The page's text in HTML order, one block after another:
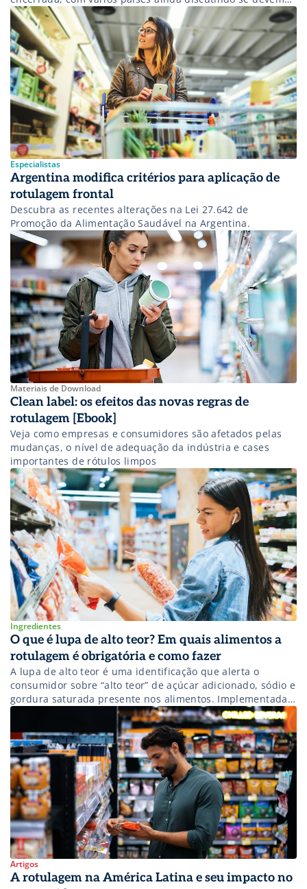
implementar um sistema que forneça informações
adicionais sobre o conteúdo nutricional dos alimentos
embalados. Em dezembro passado, a República
Dominicana colocou em consulta pública uma proposta
para implementar […]
Especialistas
Argentina modifica critérios para aplicação de
rotulagem frontal
Descubra as recentes alterações na Lei 27.642 de
Promoção da Alimentação Saudável na Argentina.
Materiais de Download
Clean label: os efeitos das novas regras de
rotulagem [Ebook]
Veja como empresas e consumidores são afetados pelas
mudanças, o nível de adequação da indústria e cases
importantes de rótulos limpos
Ingredientes
O que é lupa de alto teor? Em quais alimentos a
rotulagem é obrigatória e como fazer
A lupa de alto teor é uma identificação que alerta o
consumidor sobre “alto teor” de açúcar adicionado, sódio e
gordura saturada presente nos alimentos. Implementada
pela Anvisa em 2022, a lupa visa aumentar a
transparência, sendo mandatória em produtos que
excedem limites específicos desses nutrientes. Saiba mais.
Artigos
A rotulagem na América Latina e seu impacto no